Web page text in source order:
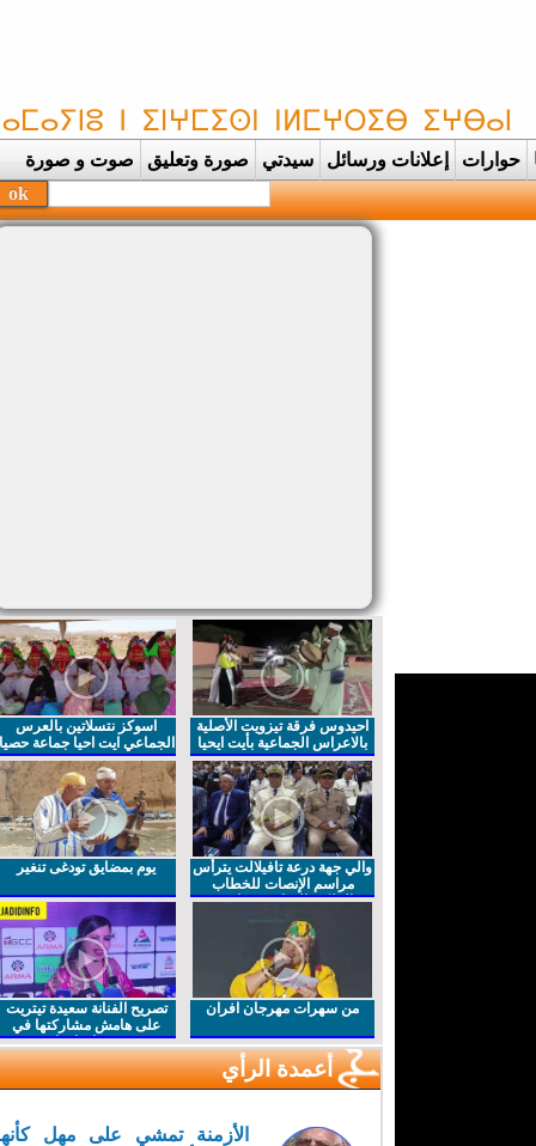
حوارات إعلانات ورسائل سيدتي صورة وتعليق صوت و صورة
احيدوس فرقة تيزويت الأصلية
بالاعراس الجماعية بأيت ايحيا
اسوكز نتسلاتين بالعرس
الجماعي ايت احيا جماعة حصيا
والي جهة درعة تافيلالت يترأس
مراسم الإنصات للخطاب
الملكي السامي بمناسبة
يوم بمضايق تودغى تنغير
من سهرات مهرجان افران
تصريح الفنانة سعيدة تيتريت
على هامش مشاركتها في
مهرجان افران
أعمدة الرأي
الأزمنة تمشي على مهل كأنها